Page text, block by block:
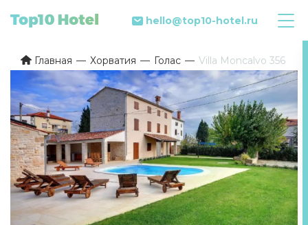
hello@top10-hotel.ru
Главная Хорватия Голас Villa Moncalvo 356